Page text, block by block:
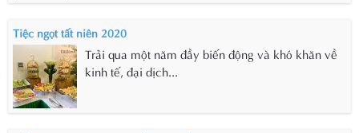
Tiệc ngọt tất niên 2020
Trải qua một năm đầy biến động và khó khăn về
kinh tế, đại dịch...